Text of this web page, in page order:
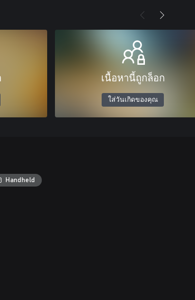
เนื้อหานี้ถูกล็อก
ใส่วันเกิดของคุณ
Handheld